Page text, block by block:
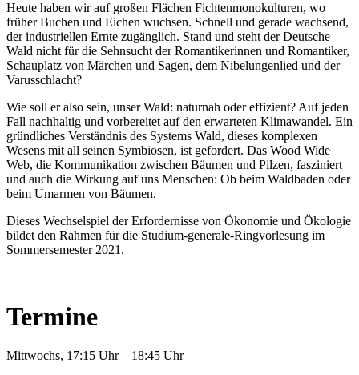
Heute haben wir auf großen Flächen Fichtenmonokulturen, wo
früher Buchen und Eichen wuchsen. Schnell und gerade wachsend,
der industriellen Ernte zugänglich. Stand und steht der Deutsche
Wald nicht für die Sehnsucht der Romantikerinnen und Romantiker,
Schauplatz von Märchen und Sagen, dem Nibelungenlied und der
Varusschlacht?
Wie soll er also sein, unser Wald: naturnah oder effizient? Auf jeden
Fall nachhaltig und vorbereitet auf den erwarteten Klimawandel. Ein
gründliches Verständnis des Systems Wald, dieses komplexen
Wesens mit all seinen Symbiosen, ist gefordert. Das Wood Wide
Web, die Kommunikation zwischen Bäumen und Pilzen, fasziniert
und auch die Wirkung auf uns Menschen: Ob beim Waldbaden oder
beim Umarmen von Bäumen.
Dieses Wechselspiel der Erfordernisse von Ökonomie und Ökologie
bildet den Rahmen für die Studium-generale-Ringvorlesung im
Sommersemester 2021.
Termine
Mittwochs, 17:15 Uhr – 18:45 Uhr